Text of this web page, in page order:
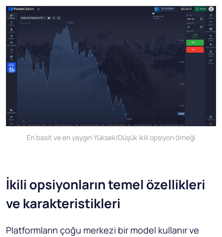
En basit ve en yaygın Yüksek/Düşük ikili opsiyon örneği
İkili opsiyonların temel özellikleri
ve karakteristikleri
Platformların çoğu merkezi bir model kullanır ve